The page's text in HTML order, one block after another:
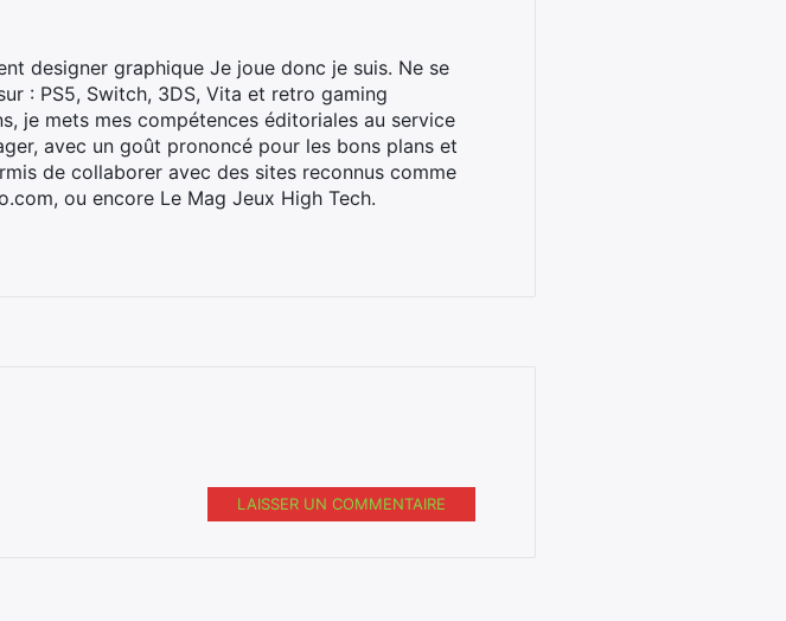
designer graphique Je joue donc je suis. Ne se
: PS5, Switch, 3DS, Vita et retro gaming
je mets mes compétences éditoriales au service
avec un goût prononcé pour les bons plans et
de collaborer avec des sites reconnus comme
ou encore Le Mag Jeux High Tech.
LAISSER UN COMMENTAIRE